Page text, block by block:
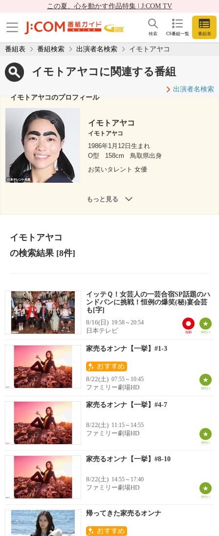
この夏、心を動かす作品特集 | J:COM TV
CS番組一覧 番組表
検索
番組表 番組検索 出演者名検索 イモトアヤコ
イモトアヤコに関連する番組
出演者名検索
イモトアヤコのプロフィール
イモトアヤコ
イモトアヤコ
1986年1月12日生まれ
O型
158cm
鳥取県出身
お笑いタレント 女優
もっと見る
イモトアヤコ
の検索結果[8件]
イッテＱ！女芸人の一芸合宿SP話題のハ
ンドパンに挑戦！恒例の爆笑(秘)宴会芸
も[字]
8/16(日) 19:58～20:54
日本テレビ
家売るオンナ【一挙】#1-3
8/22(土) 07:55～10:45
ファミリー劇場HD
家売るオンナ【一挙】#4-7
8/22(土) 11:15～14:55
ファミリー劇場HD
家売るオンナ【一挙】#8-10
8/22(土) 14:55～17:40
ファミリー劇場HD
帰ってきた家売るオンナ